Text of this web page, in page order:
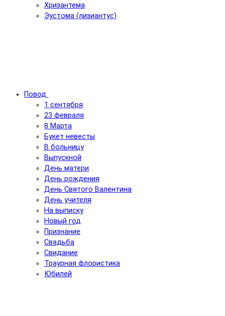
Хризантема
Эустома (лизиантус)
Повод
1 сентября
23 февраля
8 Марта
Букет невесты
В больницу
Выпускной
День матери
День рождения
День Святого Валентина
День учителя
На выписку
Новый год
Признание
Свадьба
Свидание
Траурная флористика
Юбилей